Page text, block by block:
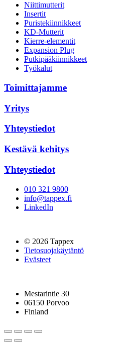
Niittimutterit
Insertit
Puristekiinnikkeet
KD-Mutterit
Kierre-elementit
Expansion Plug
Putkipääkiinnikkeet
Työkalut
Toimittajamme
Yritys
Yhteystiedot
Kestävä kehitys
Yhteystiedot
010 321 9800
info@tappex.fi
LinkedIn
© 2026 Tappex
Tietosuojakäytäntö
Evästeet
Mestarintie 30
06150 Porvoo
Finland